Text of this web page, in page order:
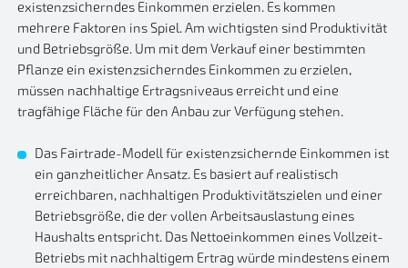
existenzsicherndes Einkommen erzielen. Es kommen
mehrere Faktoren ins Spiel. Am wichtigsten sind Produktivität
und Betriebsgröße. Um mit dem Verkauf einer bestimmten
Pflanze ein existenzsicherndes Einkommen zu erzielen,
müssen nachhaltige Ertragsniveaus erreicht und eine
tragfähige Fläche für den Anbau zur Verfügung stehen.
Das Fairtrade-Modell für existenzsichernde Einkommen ist
ein ganzheitlicher Ansatz. Es basiert auf realistisch
erreichbaren, nachhaltigen Produktivitätszielen und einer
Betriebsgröße, die der vollen Arbeitsauslastung eines
Haushalts entspricht. Das Nettoeinkommen eines Vollzeit-
Betriebs mit nachhaltigem Ertrag würde mindestens einem